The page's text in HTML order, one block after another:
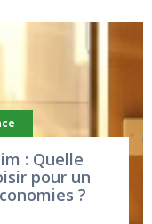
: Quelle
pour un
?